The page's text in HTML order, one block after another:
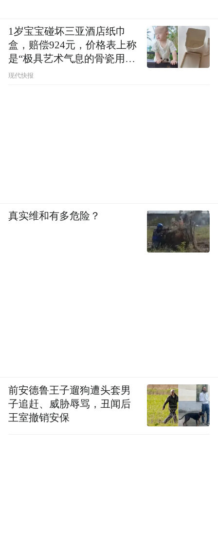
1岁宝宝碰坏三亚酒店纸巾
盒，赔偿924元，价格表上称
是“极具艺术气息的骨瓷用
品”
现代快报
真实维和有多危险？
前安德鲁王子遛狗遭头套男
子追赶、威胁辱骂，丑闻后
王室撤销安保